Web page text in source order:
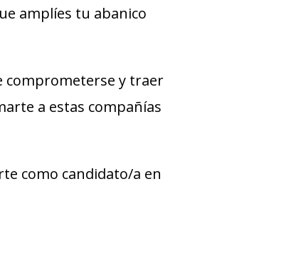
amplíes tu abanico
comprometerse y traer
a estas compañías
como candidato/a en